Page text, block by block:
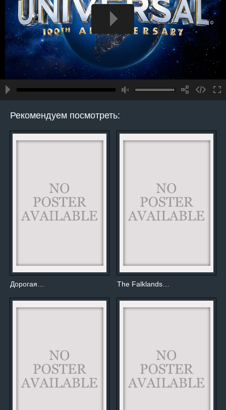
Рекомендуем посмотреть:
Дорогая… The Falklands…